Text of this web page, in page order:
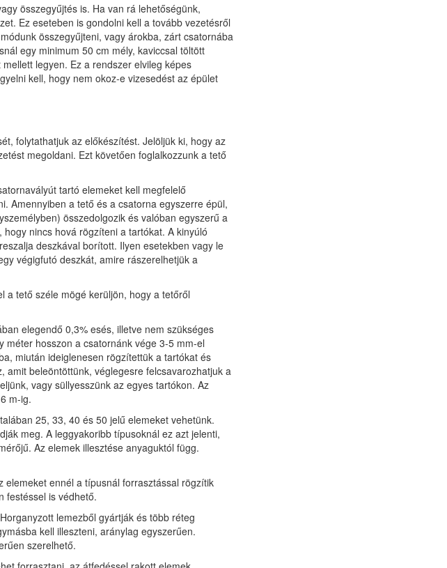
összegyűjtés is. Ha van rá lehetőségünk,
Ez eseteben is gondolni kell a tovább vezetésről
összegyűjteni, vagy árokba, zárt csatornába
egy minimum 50 cm mély, kaviccsal töltött
legyen. Ez a rendszer elvileg képes
kell, hogy nem okoz-e vizesedést az épület
folytathatjuk az előkészítést. Jelöljük ki, hogy az
megoldani. Ezt követően foglalkozzunk a tető
tartó elemeket kell megfelelő
Amennyiben a tető és a csatorna egyszerre épül,
összedolgozik és valóban egyszerű a
nincs hová rögzíteni a tartókat. A kinyúló
deszkával borított. Ilyen esetekben vagy le
végigfutó deszkát, amire rászerelhetjük a
a tető széle mögé kerüljön, hogy a tetőről
elegendő 0,3% esés, illetve nem szükséges
méter hosszon a csatornánk vége 3-5 mm-el
miután ideiglenesen rögzítettük a tartókat és
beleöntöttünk, véglegesre felcsavarozhatjuk a
vagy süllyesszünk az egyes tartókon. Az
m-ig.
25, 33, 40 és 50 jelű elemeket vehetünk.
meg. A leggyakoribb típusoknál ez azt jelenti,
Az elemek illesztése anyaguktól függ.
elemeket ennél a típusnál forrasztással rögzítik
festéssel is védhető.
lemezből gyártják és több réteg
kell illeszteni, aránylag egyszerűen.
szerelhető.